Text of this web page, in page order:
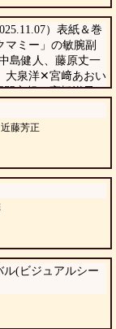
）表紙＆巻
マミー」の敏腕副
島健人、藤原丈一
大泉洋✕宮﨑あおい
良規、高橋洋子・
一切ありません。
藤芳正
ル(ビジュアルシー